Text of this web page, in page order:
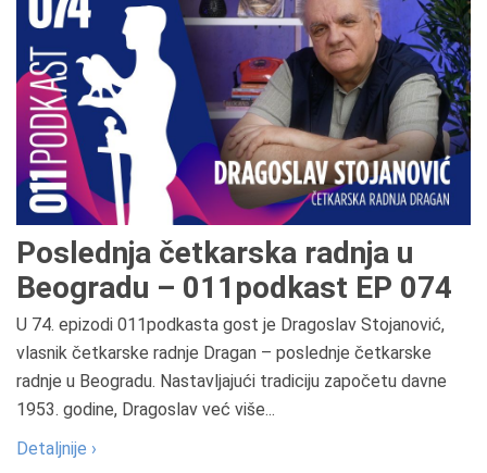
Poslednja četkarska radnja u
Beogradu – 011podkast EP 074
U 74. epizodi 011podkasta gost je Dragoslav Stojanović,
vlasnik četkarske radnje Dragan – poslednje četkarske
radnje u Beogradu. Nastavljajući tradiciju započetu davne
1953. godine, Dragoslav već više...
Detaljnije ›